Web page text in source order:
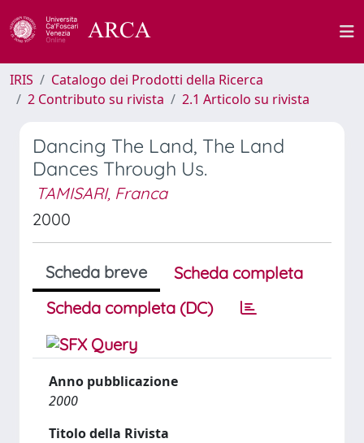
IRIS
Catalogo dei Prodotti della Ricerca
2 Contributo su rivista
2.1 Articolo su rivista
Dancing The Land, The Land
Dances Through Us.
TAMISARI, Franca
2000
Scheda breve
Scheda completa
Scheda completa (DC)
Anno pubblicazione
2000
Titolo della Rivista